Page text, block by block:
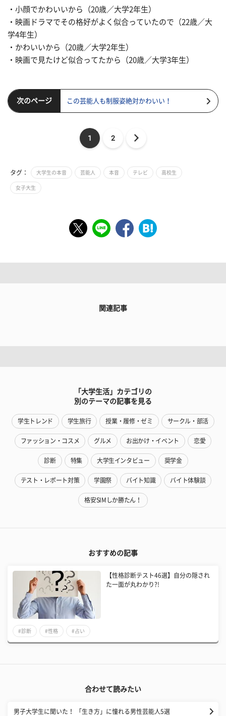
・小顔でかわいいから（20歳／大学2年生）
・映画ドラマでその格好がよく似合っていたので（22歳／大
学4年生）
・かわいいから（20歳／大学2年生）
・映画で見たけど似合ってたから（20歳／大学3年生）
次のページ この芸能人も制服姿絶対かわいい！
1 2
タグ： 大学生の本音 芸能人 本音 テレビ 高校生
女子大生
関連記事
「大学生活」カテゴリの
別のテーマの記事を見る
学生トレンド 学生旅行 授業・履修・ゼミ サークル・部活
ファッション・コスメ グルメ お出かけ・イベント 恋愛
診断 特集 大学生インタビュー 奨学金
テスト・レポート対策 学園祭 バイト知識 バイト体験談
格安SIMしか勝たん！
おすすめの記事
【性格診断テスト46選】自分の隠され
た一面が丸わかり?!
#診断 #性格 #占い
合わせて読みたい
男子大学生に聞いた！ 「生き方」に憧れる男性芸能人5選